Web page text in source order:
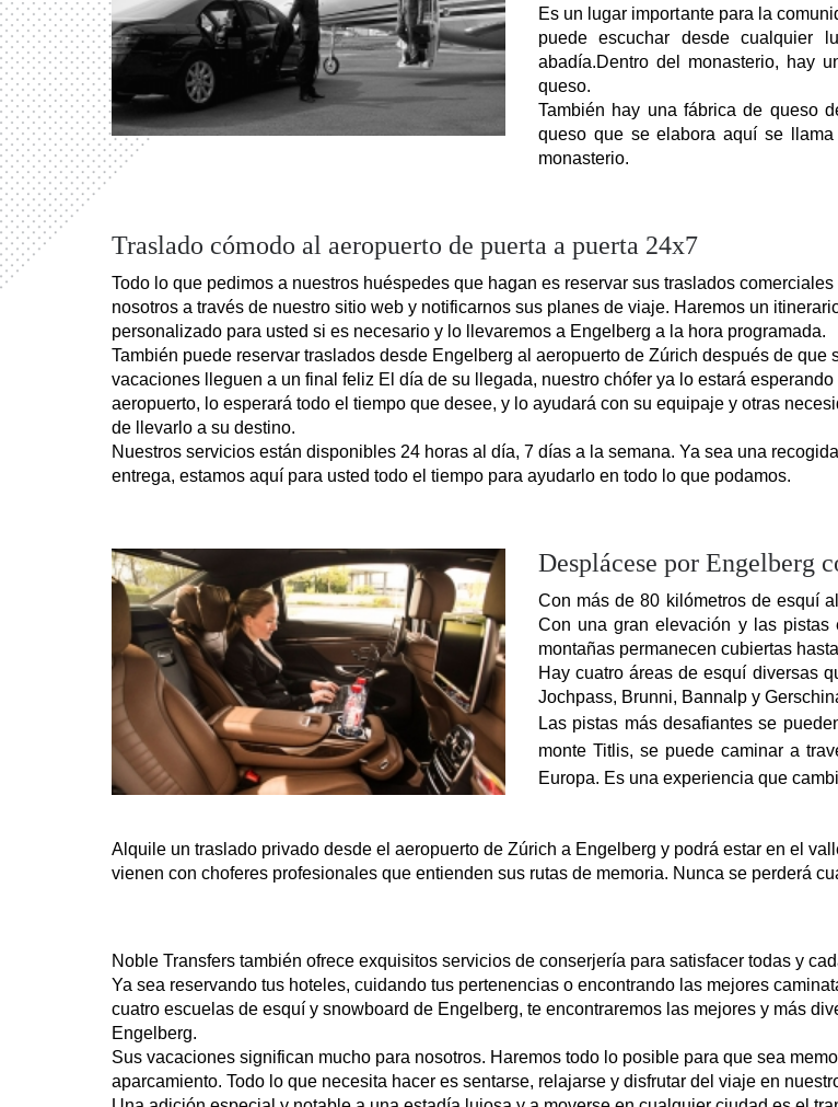
Es un lugar importante para la
puede escuchar desde cualquier
abadía.Dentro del monasterio, hay
queso.
También hay una fábrica de queso
queso que se elabora aquí se
monasterio.
Traslado cómodo al aeropuerto de puerta a puerta 24x7
Todo lo que pedimos a nuestros huéspedes que hagan es reservar sus traslados comerciales
nosotros a través de nuestro sitio web y notificarnos sus planes de viaje. Haremos un
personalizado para usted si es necesario y lo llevaremos a Engelberg a la hora programada.
También puede reservar traslados desde Engelberg al aeropuerto de Zúrich después de que
vacaciones lleguen a un final feliz El día de su llegada, nuestro chófer ya lo estará esperando
aeropuerto, lo esperará todo el tiempo que desee, y lo ayudará con su equipaje y otras
de llevarlo a su destino.
Nuestros servicios están disponibles 24 horas al día, 7 días a la semana. Ya sea una
entrega, estamos aquí para usted todo el tiempo para ayudarlo en todo lo que podamos.
Desplácese por Engelberg
Con más de 80 kilómetros de esquí
Con una gran elevación y las
montañas permanecen cubiertas
Hay cuatro áreas de esquí diversas
Jochpass, Brunni, Bannalp y
Las pistas más desafiantes se
monte Titlis, se puede caminar a
Europa. Es una experiencia que
Alquile un traslado privado desde el aeropuerto de Zúrich a Engelberg y podrá estar en el
vienen con choferes profesionales que entienden sus rutas de memoria. Nunca se perderá
Noble Transfers también ofrece exquisitos servicios de conserjería para satisfacer todas y
Ya sea reservando tus hoteles, cuidando tus pertenencias o encontrando las mejores
cuatro escuelas de esquí y snowboard de Engelberg, te encontraremos las mejores y más
Engelberg.
Sus vacaciones significan mucho para nosotros. Haremos todo lo posible para que sea
aparcamiento. Todo lo que necesita hacer es sentarse, relajarse y disfrutar del viaje en